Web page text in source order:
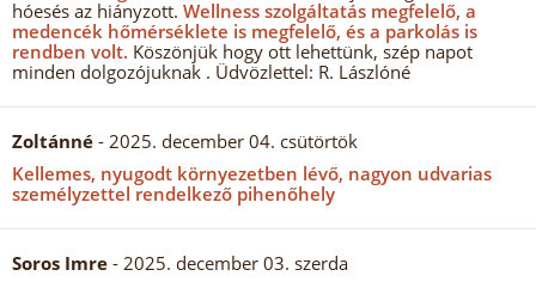
hóesés az hiányzott. Wellness szolgáltatás megfelelő, a
medencék hőmérséklete is megfelelő, és a parkolás is
rendben volt. Köszönjük hogy ott lehettünk, szép napot
minden dolgozójuknak . Üdvözlettel: R. Lászlóné
Zoltánné - 2025. december 04. csütörtök
Kellemes, nyugodt környezetben lévő, nagyon udvarias
személyzettel rendelkező pihenőhely
Soros Imre - 2025. december 03. szerda